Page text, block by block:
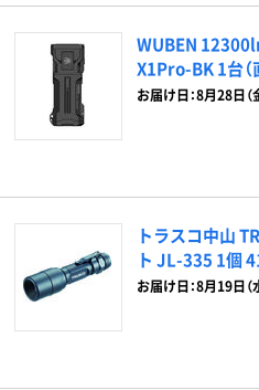
WUBEN
X1Pro-BK 1台（
お届け日：8月28日（
トラスコ中山
ト JL-335 1個
お届け日：8月19日（